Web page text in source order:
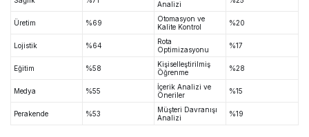
Analizi
Üretim %69
Otomasyon ve
Kalite Kontrol
%20
Lojistik %64
Rota
Optimizasyonu
%17
Eğitim %58
Kişiselleştirilmiş
Öğrenme
%28
Medya %55
İçerik Analizi ve
Öneriler
%15
Perakende %53
Müşteri Davranışı
Analizi
%19